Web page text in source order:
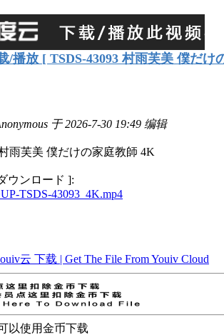
/播放 [ TSDS-43093 村雨芙美 僕だけ
于 2026-7-30 19:49 编辑
雨芙美 僕だけの家庭教師 4K
ウンロード ]:
TSDS-43093_4K.mp4
云 下载 | Get The File From Youiv Cloud
以使用金币下载